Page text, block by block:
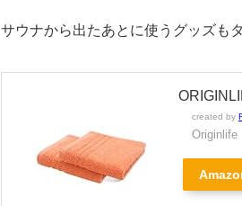
サウナから出たあとに使うグッズも
created by
Originlife